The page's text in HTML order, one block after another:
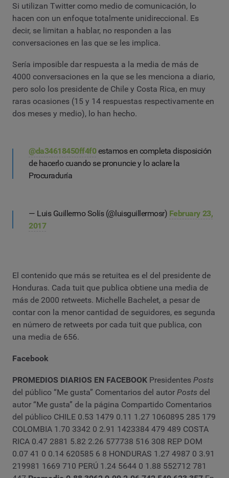
Si utilizan Twitter como medio de comunicación, lo
hacen con un enfoque totalmente unidireccional. Es
decir, se limitan a hablar, no responden a las
conversaciones en las que se les implica.
Sería imposible dar respuesta a la media de más de
4000 conversaciones en la que se les menciona a diario,
pero solo los presidente de Chile y Costa Rica, en muy
raras ocasiones (15 y 14 respuestas respectivamente en
dos meses y medio), lo han hecho.
@da34618450ff4f0estamos en completa disposición
de hacerlo cuando se pronuncie y lo aclare la
Procuraduría
— Luis Guillermo Solís (@luisguillermosr) February 23,
2017
El contenido que más se retuitea es el del presidente de
Honduras. Cada tuit que publica obtiene una media de
más de 2000 retweets. Michelle Bachelet, a pesar de
contar con la menor cantidad de seguidores, es segunda
en número de retweets por cada tuit que publica, con
una media de 656.
Facebook
PROMEDIOS DIARIOS EN FACEBOOK Presidentes Posts
del público “Me gusta” Comentarios del autor Posts del
autor “Me gusta” de la página Compartido Comentarios
del público CHILE 0.53 1479 0.11 1.27 1060895 285 179
COLOMBIA 1.70 3342 0 2.91 1423384 479 489 COSTA
RICA 0.47 2881 5.82 2.26 577738 516 308 REP DOM
0.07 41 0 0.14 620585 6 8 HONDURAS 1.27 4987 0 3.91
219981 1669 710 PERÚ 1.24 5644 0 1.88 552712 781